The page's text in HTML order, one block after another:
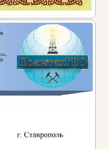
по
в
проверки